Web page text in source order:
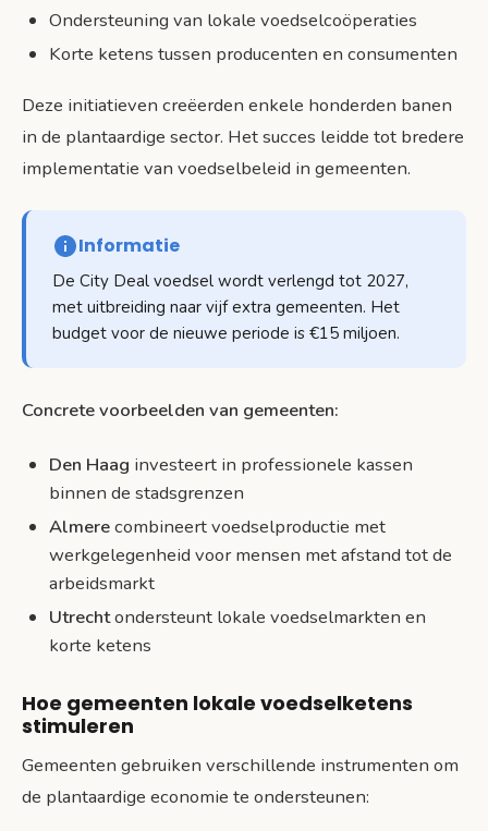
Ondersteuning van lokale voedselcoöperaties
Korte ketens tussen producenten en consumenten
Deze initiatieven creëerden enkele honderden banen
in de plantaardige sector. Het succes leidde tot bredere
implementatie van voedselbeleid in gemeenten.
Informatie
De City Deal voedsel wordt verlengd tot 2027,
met uitbreiding naar vijf extra gemeenten. Het
budget voor de nieuwe periode is €15 miljoen.
Concrete voorbeelden van gemeenten:
Den Haag investeert in professionele kassen
binnen de stadsgrenzen
Almerecombineert voedselproductie met
werkgelegenheid voor mensen met afstand tot de
arbeidsmarkt
Utrechtondersteunt lokale voedselmarkten en
korte ketens
Hoe gemeenten lokale voedselketens
stimuleren
Gemeenten gebruiken verschillende instrumenten om
de plantaardige economie te ondersteunen: